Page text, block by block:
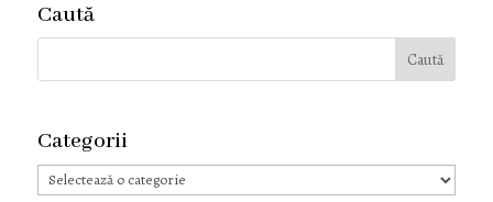
Caută
Categorii
Categorii